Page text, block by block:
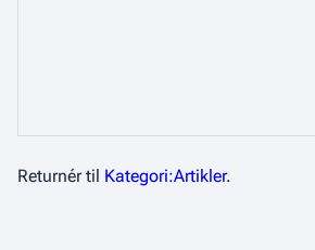
Returnér til Kategori:Artikler.